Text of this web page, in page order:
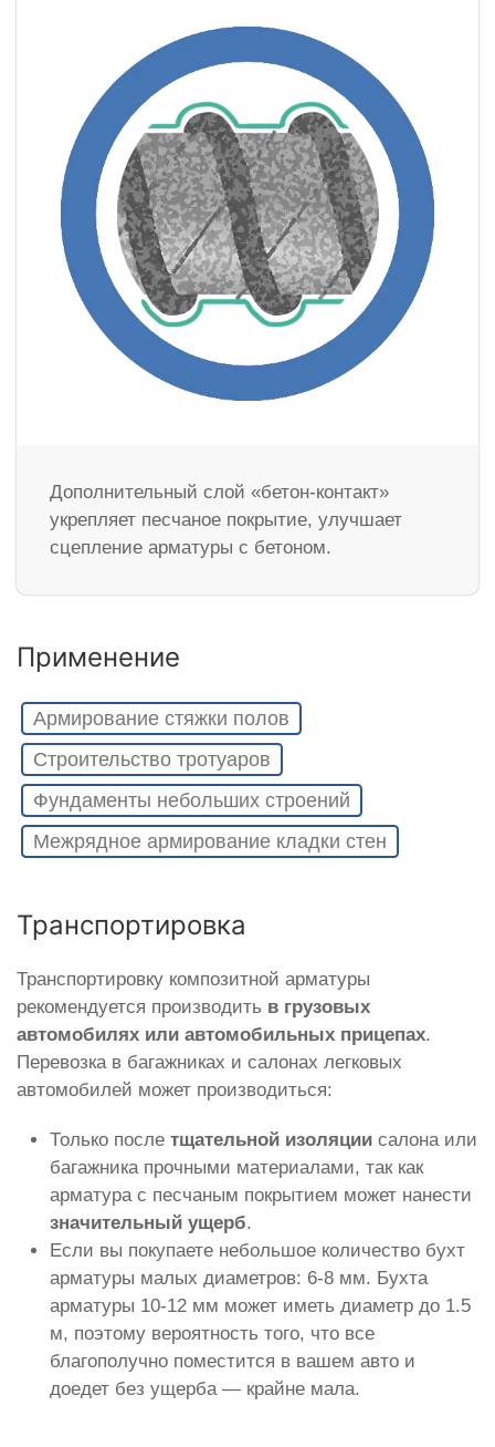
Дополнительный слой «бетон-контакт»
укрепляет песчаное покрытие, улучшает
сцепление арматуры с бетоном.
Применение
Армирование стяжки полов
Строительство тротуаров
Фундаменты небольших строений
Межрядное армирование кладки стен
Транспортировка
Транспортировку композитной арматуры
рекомендуется производить в грузовых
автомобилях или автомобильных прицепах.
Перевозка в багажниках и салонах легковых
автомобилей может производиться:
Только после тщательной изоляции салона или
багажника прочными материалами, так как
арматура с песчаным покрытием может нанести
значительный ущерб.
Если вы покупаете небольшое количество бухт
арматуры малых диаметров: 6-8 мм. Бухта
арматуры 10-12 мм может иметь диаметр до 1.5
м, поэтому вероятность того, что все
благополучно поместится в вашем авто и
доедет без ущерба — крайне мала.